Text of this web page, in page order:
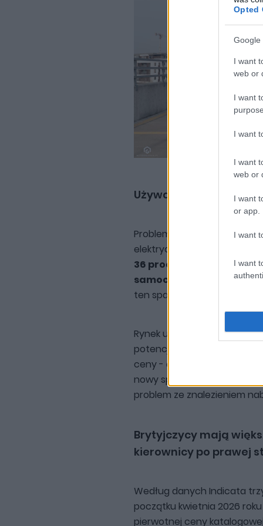
Opted
Google
I want
web or
I want
I want
I want
web or
I want
or app.
I want
I want
Używane elektryki z
Problem pogłębia niewielki
elektryczne, zwłaszcza te
36 procent osób
samochód elektryczny.
ten spada jednak do
Rynek używanych
potencjalnych kupujących.
ceny - aby przyciągnąć
nowy sprzedawał się
problem ze znalezieniem
Brytyjczycy mają
kierownicy po prawej
Według danych Indicata
początku kwietnia 2026
pierwotnej ceny